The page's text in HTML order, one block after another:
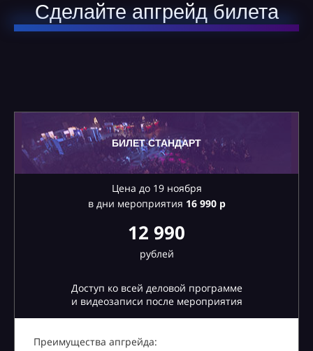
Сделайте апгрейд билета
БИЛЕТ СТАНДАРТ
Цена до 19 ноября
в дни мероприятия 16990 р
12 990
рублей
Доступ ко всей деловой программе
и видеозаписи после мероприятия
Преимущества апгрейда: